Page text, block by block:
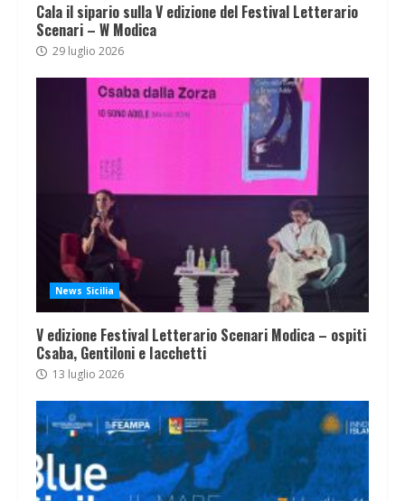
Cala il sipario sulla V edizione del Festival Letterario
Scenari – W Modica
29 luglio 2026
News Sicilia
V edizione Festival Letterario Scenari Modica – ospiti
Csaba, Gentiloni e Iacchetti
13 luglio 2026